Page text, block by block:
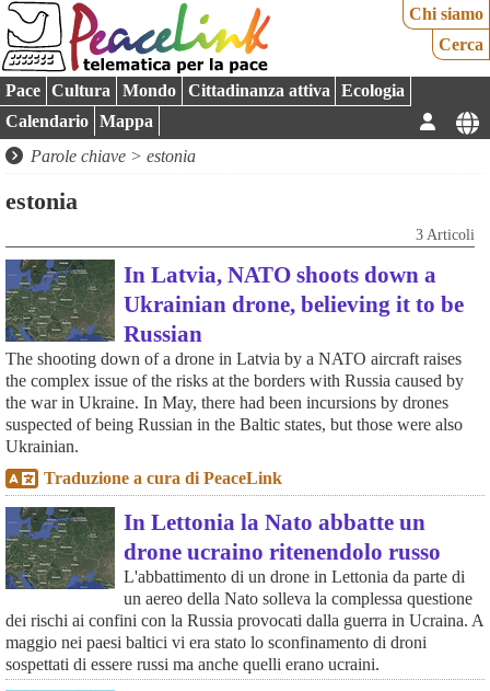
Chi siamo
Cerca
Pace Cultura Mondo Cittadinanza attiva
Ecologia
Calendario
Mappa
Parole chiave > estonia
estonia
3 Articoli
In Latvia, NATO shoots down a
Ukrainian drone, believing it to be
Russian
The shooting down of a drone in Latvia by a NATO aircraft raises
the complex issue of the risks at the borders with Russia caused by
the war in Ukraine. In May, there had been incursions by drones
suspected of being Russian in the Baltic states, but those were also
Ukrainian.
Traduzione a cura di PeaceLink
In Lettonia la Nato abbatte un
drone ucraino ritenendolo russo
L'abbattimento di un drone in Lettonia da parte di
un aereo della Nato solleva la complessa questione
dei rischi ai confini con la Russia provocati dalla guerra in Ucraina. A
maggio nei paesi baltici vi era stato lo sconfinamento di droni
sospettati di essere russi ma anche quelli erano ucraini.